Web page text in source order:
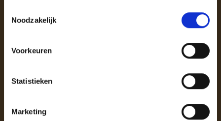
Noodzakelijk
Voorkeuren
Statistieken
Marketing
Contactgegevens
Opleidingen & trainingen